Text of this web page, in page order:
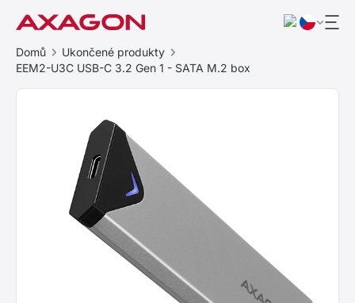
Domů
Ukončené produkty
EEM2-U3C USB-C 3.2 Gen 1 - SATA M.2 box